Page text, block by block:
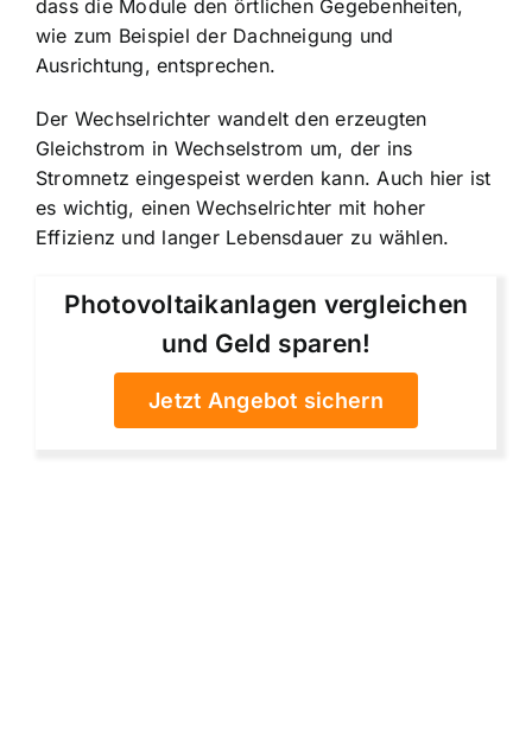
dass die Module den örtlichen Gegebenheiten,
wie zum Beispiel der Dachneigung und
Ausrichtung, entsprechen.
Der Wechselrichter wandelt den erzeugten
Gleichstrom in Wechselstrom um, der ins
Stromnetz eingespeist werden kann. Auch hier ist
es wichtig, einen Wechselrichter mit hoher
Effizienz und langer Lebensdauer zu wählen.
Photovoltaikanlagen vergleichen
und Geld sparen!
Jetzt Angebot sichern